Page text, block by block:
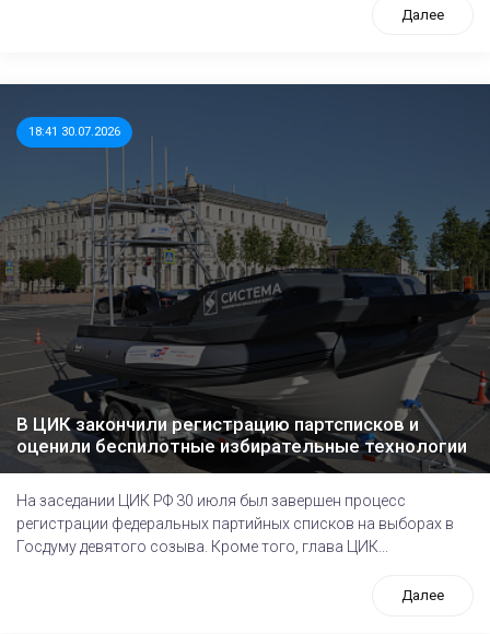
Далее
18:41 30.07.2026
В ЦИК закончили регистрацию партсписков и
оценили беспилотные избирательные технологии
На заседании ЦИК РФ 30 июля был завершен процесс
регистрации федеральных партийных списков на выборах в
Госдуму девятого созыва. Кроме того, глава ЦИК...
Далее